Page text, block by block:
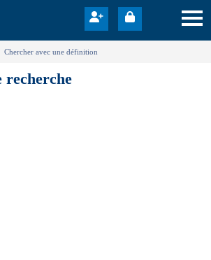
Chercher avec une définition
recherche